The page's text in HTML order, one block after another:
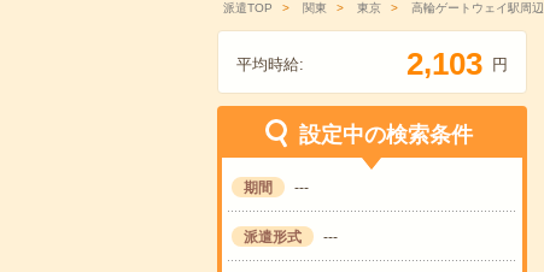
派遣TOP 関東 東京 高輪ゲートウェイ駅周辺
平均時給: 2,103 円
設定中の検索条件
期間 ---
派遣形式 ---